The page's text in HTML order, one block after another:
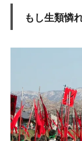
もし生類憐